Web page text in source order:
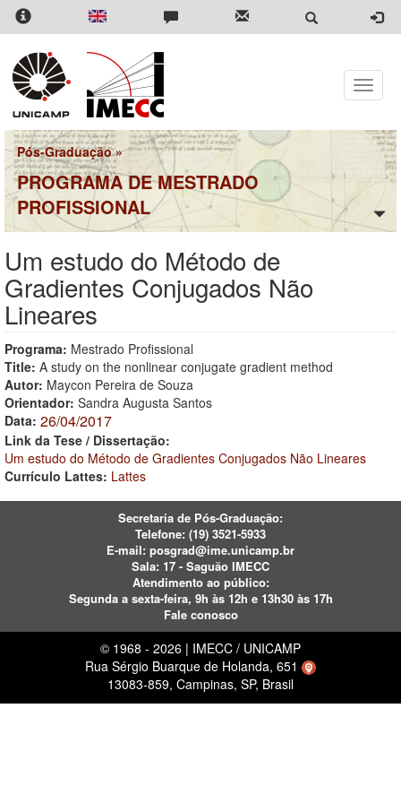
Pular
para
conteúdo
principal
Toggle
Pós-Graduação»
PROGRAMA DE MESTRADO
PROFISSIONAL
Um estudo do Método de
Gradientes Conjugados Não
Lineares
Programa: Mestrado Profissional
Title: A study on the nonlinear conjugate gradient method
Autor: Maycon Pereira de Souza
Orientador: Sandra Augusta Santos
Data: 26/04/2017
Link da Tese / Dissertação:
Um estudo do Método de Gradientes Conjugados Não Lineares
Currículo Lattes: Lattes
Secretaria de Pós-Graduação:
Telefone: (19) 3521-5933
E-mail: posgrad@ime.unicamp.br
Sala: 17 - Saguão IMECC
Atendimento ao público:
Segunda a sexta-feira, 9h às 12h e 13h30 às 17h
Fale conosco
© 1968 - 2026 | IMECC / UNICAMP
Rua Sérgio Buarque de Holanda, 651
13083-859, Campinas, SP, Brasil